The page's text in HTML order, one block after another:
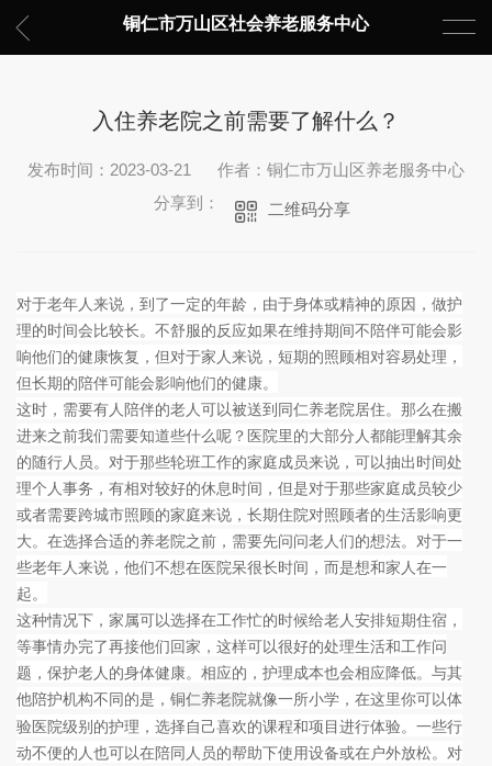
铜仁市万山区社会养老服务中心
入住养老院之前需要了解什么？
发布时间：2023-03-21
作者：铜仁市万山区养老服务中心
分享到：
二维码分享
对于老年人来说，到了一定的年龄，由于身体或精神的原因，做护
理的时间会比较长。不舒服的反应如果在维持期间不陪伴可能会影
响他们的健康恢复，但对于家人来说，短期的照顾相对容易处理，
但长期的陪伴可能会影响他们的健康。
这时，需要有人陪伴的老人可以被送到同仁养老院居住。那么在搬
进来之前我们需要知道些什么呢？医院里的大部分人都能理解其余
的随行人员。对于那些轮班工作的家庭成员来说，可以抽出时间处
理个人事务，有相对较好的休息时间，但是对于那些家庭成员较少
或者需要跨城市照顾的家庭来说，长期住院对照顾者的生活影响更
大。在选择合适的养老院之前，需要先问问老人们的想法。对于一
些老年人来说，他们不想在医院呆很长时间，而是想和家人在一
起。
这种情况下，家属可以选择在工作忙的时候给老人安排短期住宿，
等事情办完了再接他们回家，这样可以很好的处理生活和工作问
题，保护老人的身体健康。相应的，护理成本也会相应降低。与其
他陪护机构不同的是， 铜仁养老院就像一所小学，在这里你可以体
验医院级别的护理，选择自己喜欢的课程和项目进行体验。一些行
动不便的人也可以在陪同人员的帮助下使用设备或在户外放松。对